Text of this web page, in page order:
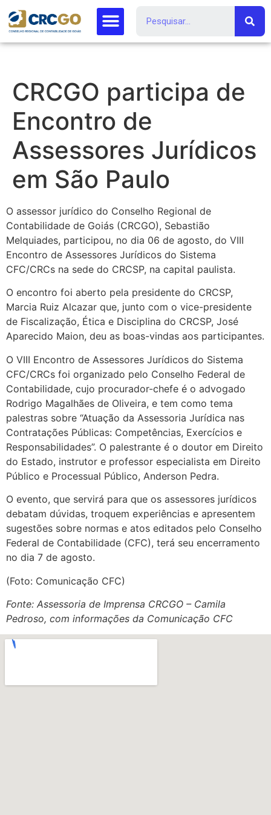
CRCGO participa de
Encontro de
Assessores Jurídicos
em São Paulo
O assessor jurídico do Conselho Regional de
Contabilidade de Goiás (CRCGO), Sebastião
Melquiades, participou, no dia 06 de agosto, do VIII
Encontro de Assessores Jurídicos do Sistema
CFC/CRCs na sede do CRCSP, na capital paulista.
O encontro foi aberto pela presidente do CRCSP,
Marcia Ruiz Alcazar que, junto com o vice-presidente
de Fiscalização, Ética e Disciplina do CRCSP, José
Aparecido Maion, deu as boas-vindas aos participantes.
O VIII Encontro de Assessores Jurídicos do Sistema
CFC/CRCs foi organizado pelo Conselho Federal de
Contabilidade, cujo procurador-chefe é o advogado
Rodrigo Magalhães de Oliveira, e tem como tema
palestras sobre “Atuação da Assessoria Jurídica nas
Contratações Públicas: Competências, Exercícios e
Responsabilidades”. O palestrante é o doutor em Direito
do Estado, instrutor e professor especialista em Direito
Público e Processual Público, Anderson Pedra.
O evento, que servirá para que os assessores jurídicos
debatam dúvidas, troquem experiências e apresentem
sugestões sobre normas e atos editados pelo Conselho
Federal de Contabilidade (CFC), terá seu encerramento
no dia 7 de agosto.
(Foto: Comunicação CFC)
Fonte: Assessoria de Imprensa CRCGO – Camila
Pedroso, com informações da Comunicação CFC